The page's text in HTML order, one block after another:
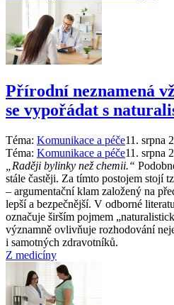
Přírodní neznamená
se vypořádat s
Téma: Komunikace a péče11. srpna
Téma: Komunikace a péče11. srpna
„Raději bylinky než chemii.“
stále častěji. Za tímto postojem stojí
–⁠ argumentační klam založený na
lepší a bezpečnější. V odborné
označuje širším pojmem
významně ovlivňuje rozhodování
i samotných zdravotníků.
Z medicíny